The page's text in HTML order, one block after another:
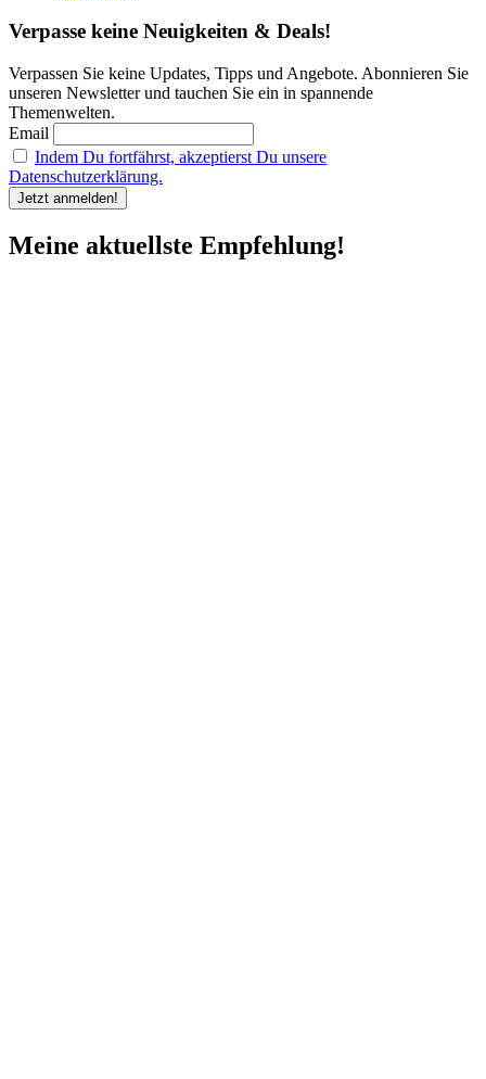
Verpasse keine Neuigkeiten & Deals!
Verpassen Sie keine Updates, Tipps und Angebote. Abonnieren Sie
unseren Newsletter und tauchen Sie ein in spannende
Themenwelten.
Email
Indem Du fortfährst, akzeptierst Du unsere
Datenschutzerklärung.
Meine aktuellste Empfehlung!